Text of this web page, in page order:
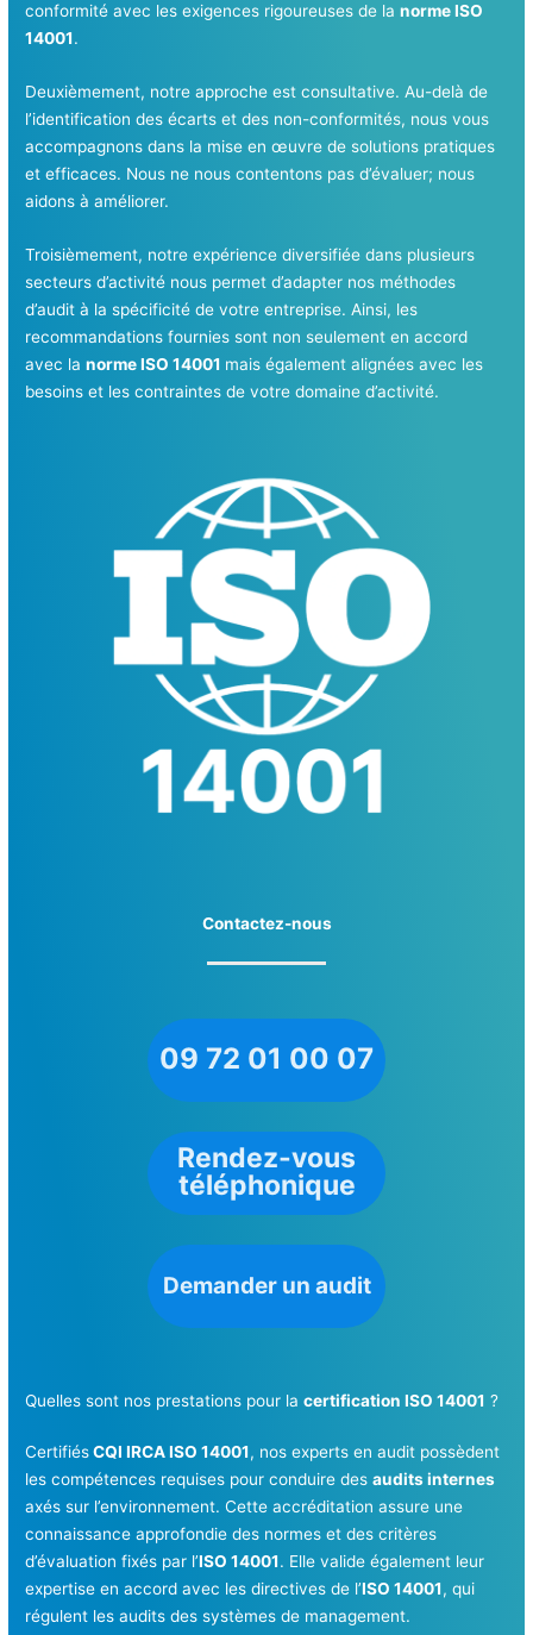
conformité avec les exigences rigoureuses de lanorme ISO
14001.
Deuxièmement, notre approche est consultative. Au-delà de
l’identification des écarts et des non-conformités, nous vous
accompagnons dans la mise en œuvre de solutions pratiques
et efficaces. Nous ne nous contentons pas d’évaluer; nous
aidons à améliorer.
Troisièmement, notre expérience diversifiée dans plusieurs
secteurs d’activité nous permet d’adapter nos méthodes
d’audit à la spécificité de votre entreprise. Ainsi, les
recommandations fournies sont non seulement en accord
avec lanorme ISO 14001 mais également alignées avec les
besoins et les contraintes de votre domaine d’activité.
Contactez-nous
09 72 01 00 07
Rendez-vous
téléphonique
Demander un audit
Quelles sont nos prestations pour lacertification ISO 14001 ?
CertifiésCQI IRCA ISO 14001, nos experts en audit possèdent
les compétences requises pour conduire desaudits internes
axés sur l’environnement. Cette accréditation assure une
connaissance approfondie des normes et des critères
d’évaluation fixés par l’ISO 14001. Elle valide également leur
expertise en accord avec les directives de l’ISO 14001, qui
régulent les audits des systèmes de management.